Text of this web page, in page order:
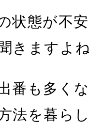
状態が不
きますよね
番も多く
法を暮ら